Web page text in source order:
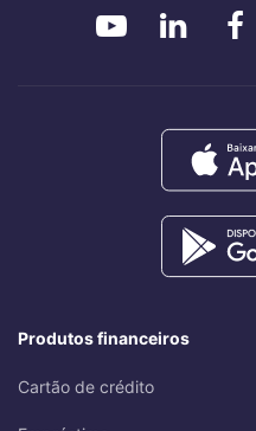
Produtos financeiros
Cartão de crédito